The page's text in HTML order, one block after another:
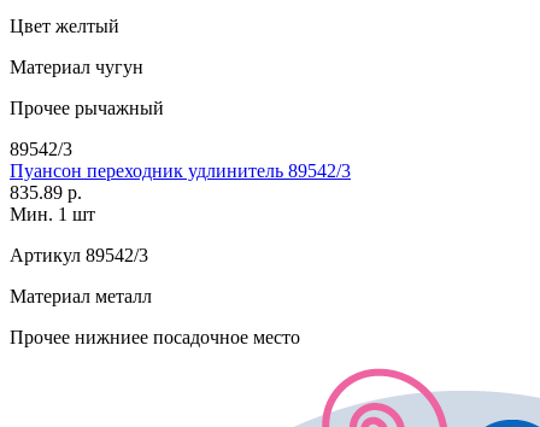
Цвет желтый
Материал чугун
Прочее рычажный
89542/3
Пуансон переходник удлинитель 89542/3
835.89 р.
Мин. 1 шт
Артикул 89542/3
Материал металл
Прочее нижниее посадочное место